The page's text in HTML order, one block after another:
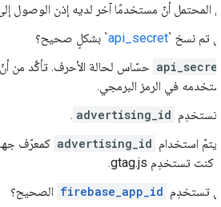
من المحتمل أنّ مستخدمًا آخر لديه إذن الوصول
هل تم نسخ `api_secret` بشكلٍ صحيح؟
api_secret حسّاس لحالة الأحرف. تأكَّد من أنّ
تستخدمه في الرمز البرمجي.
لا تستخدِم advertising_id
.
لا يتمّ استخدام advertising_id كمعرّف
إذا كنت تستخدِم gtag.js.
هل تستخدِم firebase_app_id الصحيح؟